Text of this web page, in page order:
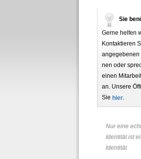
Sie
Gerne helfen
Kontaktieren
nen oder
einen
an. Unsere
Siehier.
Nur eine
Identität ist
Identität